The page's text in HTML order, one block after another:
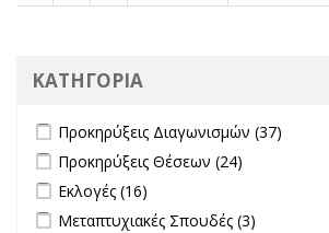
ΚΑΤΗΓΟΡΙΑ
Apply Προκηρύξεις Διαγωνισμών filter
Προκηρύξεις Διαγωνισμών (37)
Apply Προκηρύξεις Θέσεων filter
Προκηρύξεις Θέσεων (24)
Apply Εκλογές filter
Εκλογές (16)
Apply Μεταπτυχιακές Σπουδές filter
Μεταπτυχιακές Σπουδές (3)